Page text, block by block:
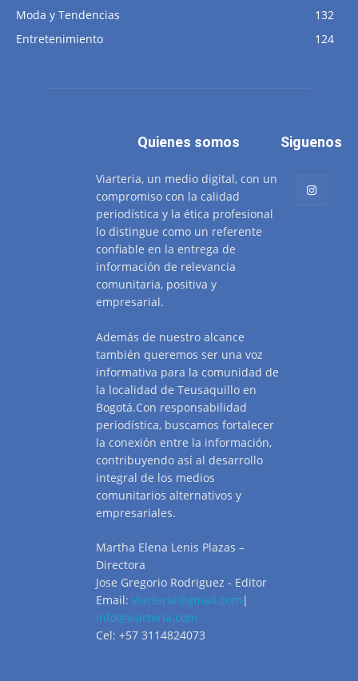
Moda y Tendencias
132
Entretenimiento
124
Quienes somos
Viarteria, un medio digital, con un
compromiso con la calidad
periodística y la ética profesional
lo distingue como un referente
confiable en la entrega de
información de relevancia
comunitaria, positiva y
empresarial.
Además de nuestro alcance
también queremos ser una voz
informativa para la comunidad de
la localidad de Teusaquillo en
Bogotá.Con responsabilidad
periodística, buscamos fortalecer
la conexión entre la información,
contribuyendo así al desarrollo
integral de los medios
comunitarios alternativos y
empresariales.
Martha Elena Lenis Plazas –
Directora
Jose Gregorio Rodriguez - Editor
Email: viarteria@gmail.com |
info@viarteria.com
Cel: +57 3114824073
Siguenos